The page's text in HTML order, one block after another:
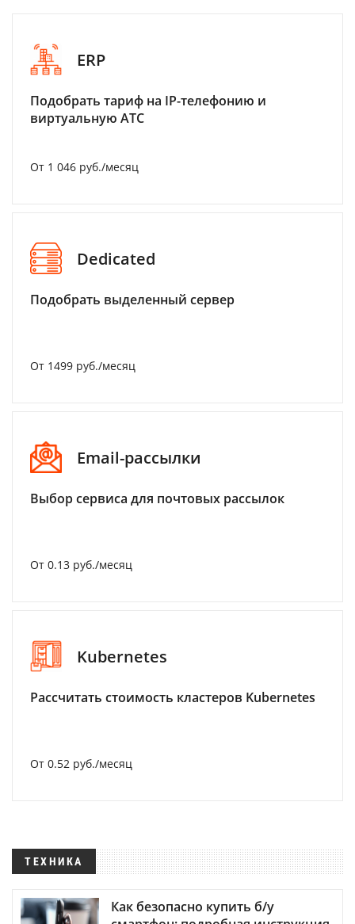
ERP
Подобрать тариф на IP-телефонию и
виртуальную АТС
От 1 046 руб./месяц
Dedicated
Подобрать выделенный сервер
От 1499 руб./месяц
Email-рассылки
Выбор сервиса для почтовых рассылок
От 0.13 руб./месяц
Kubernetes
Рассчитать стоимость кластеров Kubernetes
От 0.52 руб./месяц
ТЕХНИКА
Как безопасно купить б/у